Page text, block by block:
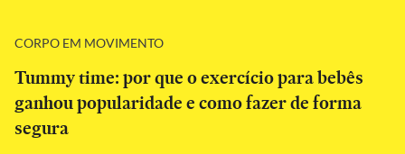
CORPO EM MOVIMENTO
Tummy time: por que o exercício para bebês
ganhou popularidade e como fazer de forma
segura